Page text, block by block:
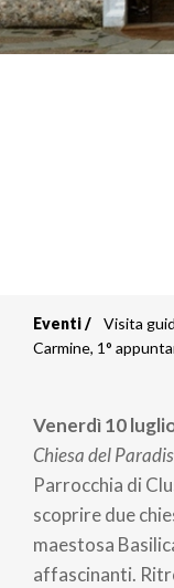
pane
Eventi
Visita
Carmine, 1°
Venerdì 10
Chiesa del
Parrocchia di
scoprire due
maestosa
affascinanti.